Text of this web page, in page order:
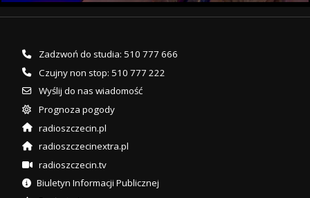
Zadzwoń do studia: 510 777 666
Czujny non stop: 510 777 222
Wyślij do nas wiadomość
Prognoza pogody
radioszczecin.pl
radioszczecinextra.pl
radioszczecin.tv
Biuletyn Informacji Publicznej